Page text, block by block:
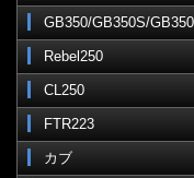
GB350/GB350S/
Rebel250
CL250
FTR223
カブ